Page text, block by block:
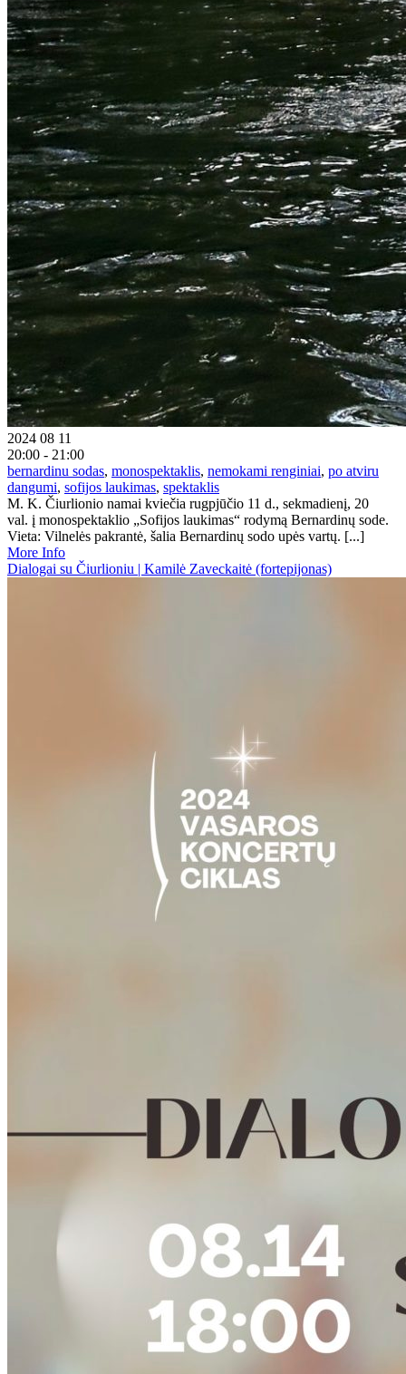
2024 08 11
20:00 - 21:00
bernardinu sodas, monospektaklis, nemokami renginiai, po atviru
dangumi, sofijos laukimas, spektaklis
M. K. Čiurlionio namai kviečia rugpjūčio 11 d., sekmadienį, 20
val. į monospektaklio „Sofijos laukimas“ rodymą Bernardinų sode.
Vieta: Vilnelės pakrantė, šalia Bernardinų sodo upės vartų. [...]
More Info
Dialogai su Čiurlioniu | Kamilė Zaveckaitė (fortepijonas)